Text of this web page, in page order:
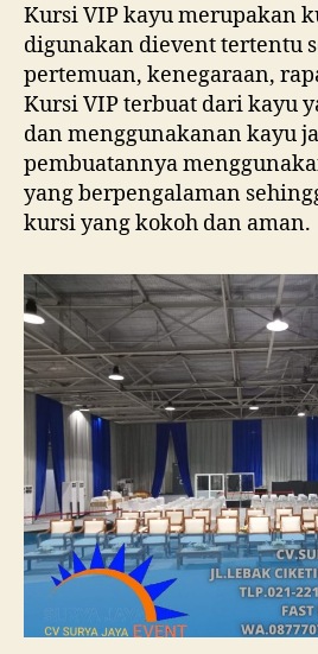
Kursi VIP kayu merupakan
digunakan dievent tertentu
pertemuan, kenegaraan,
Kursi VIP terbuat dari kayu
dan menggunakanan kayu
pembuatannya
yang berpengalaman
kursi yang kokoh dan aman.